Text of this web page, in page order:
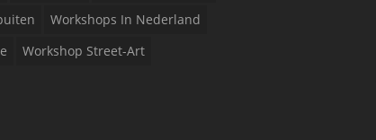
Workshops In Nederland
Workshop Street-Art